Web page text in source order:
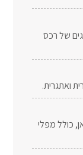
של רכס
ואתגרית.
כולל מפלי